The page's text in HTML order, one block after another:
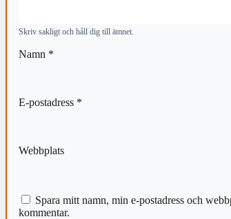
Skriv sakligt och håll dig till ämnet.
Namn *
E-postadress *
Webbplats
Spara mitt namn, min e-postadress och
kommentar.